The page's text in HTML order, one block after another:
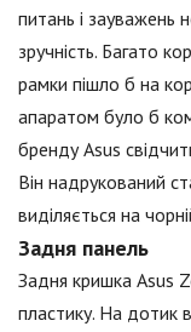
питань і зауважень
зручність. Багато
рамки пішло б на
апаратом було б
бренду Asus
Він надрукований
виділяється на
Задня панель
Задня кришка Asus
пластику. На дотик